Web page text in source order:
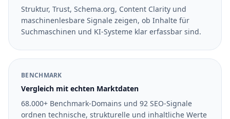
Struktur, Trust, Schema.org, Content Clarity und
maschinenlesbare Signale zeigen, ob Inhalte für
Suchmaschinen und KI-Systeme klar erfassbar sind.
BENCHMARK
Vergleich mit echten Marktdaten
68.000+ Benchmark-Domains und 92 SEO-Signale
ordnen technische, strukturelle und inhaltliche Werte